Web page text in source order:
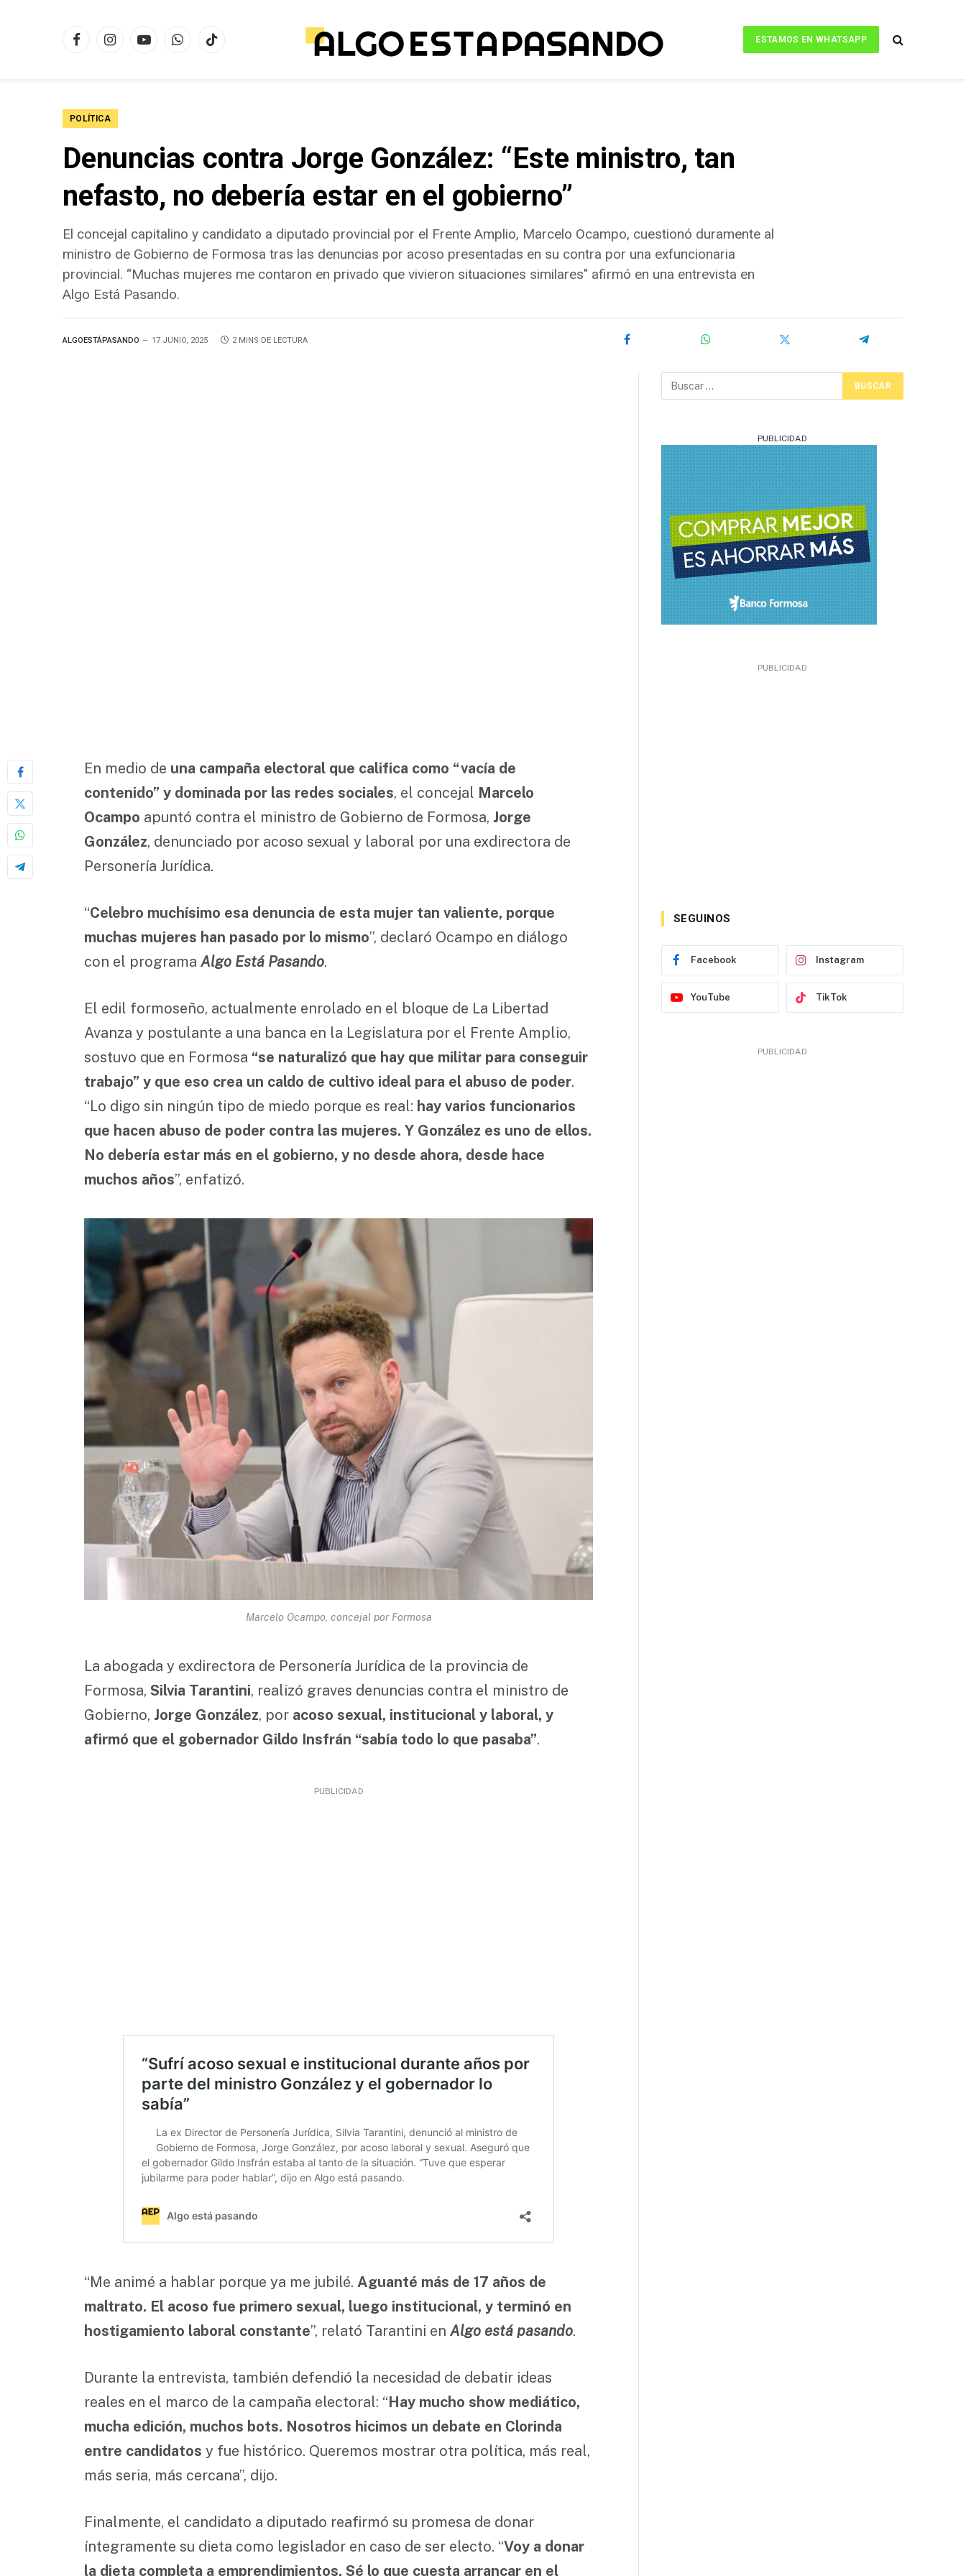
FacebookInstagramYouTubeWhatsAppTikTok
ESTAMOS EN WHATSAPP
POLÍTICA
Denuncias contra Jorge González: “Este ministro, tan
nefasto, no debería estar en el gobierno”
El concejal capitalino y candidato a diputado provincial por el Frente Amplio, Marcelo Ocampo, cuestionó duramente al
ministro de Gobierno de Formosa tras las denuncias por acoso presentadas en su contra por una exfuncionaria
provincial. “Muchas mujeres me contaron en privado que vivieron situaciones similares" afirmó en una entrevista en
Algo Está Pasando.
ALGOESTÁPASANDO 17 JUNIO, 2025 2 MINS DE LECTURA
En medio de una campaña electoral que califica como “vacía de
contenido” y dominada por las redes sociales, el concejal Marcelo
Ocampo apuntó contra el ministro de Gobierno de Formosa, Jorge
González, denunciado por acoso sexual y laboral por una exdirectora de
Personería Jurídica.
“Celebro muchísimo esa denuncia de esta mujer tan valiente, porque
muchas mujeres han pasado por lo mismo”, declaró Ocampo en diálogo
con el programaAlgo Está Pasando.
El edil formoseño, actualmente enrolado en el bloque de La Libertad
Avanza y postulante a una banca en la Legislatura por el Frente Amplio,
sostuvo que en Formosa “se naturalizó que hay que militar para conseguir
trabajo” y que eso crea un caldo de cultivo ideal para el abuso de poder.
“Lo digo sin ningún tipo de miedo porque es real: hay varios funcionarios
que hacen abuso de poder contra las mujeres. Y González es uno de ellos.
No debería estar más en el gobierno, y no desde ahora, desde hace
muchos años”, enfatizó.
Marcelo Ocampo, concejal por Formosa
La abogada y exdirectora de Personería Jurídica de la provincia de
Formosa, Silvia Tarantini, realizó graves denuncias contra el ministro de
Gobierno, Jorge González, por acoso sexual, institucional y laboral, y
afirmó que el gobernador Gildo Insfrán “sabía todo lo que pasaba”.
PUBLICIDAD
“Me animé a hablar porque ya me jubilé.Aguanté más de 17 años de
maltrato. El acoso fue primero sexual, luego institucional, y terminó en
hostigamiento laboral constante”, relató Tarantini enAlgo está pasando.
Durante la entrevista, también defendió la necesidad de debatir ideas
reales en el marco de la campaña electoral: “Hay mucho show mediático,
mucha edición, muchos bots. Nosotros hicimos un debate en Clorinda
entre candidatosy fue histórico. Queremos mostrar otra política, más real,
más seria, más cercana”, dijo.
Finalmente, el candidato a diputado reafirmó su promesa de donar
íntegramente su dieta como legislador en caso de ser electo. “Voy a donar
la dieta completa a emprendimientos. Sé lo que cuesta arrancar en el
PUBLICIDAD
PUBLICIDAD
SEGUINOS
Facebook Instagram
YouTube TikTok
PUBLICIDAD